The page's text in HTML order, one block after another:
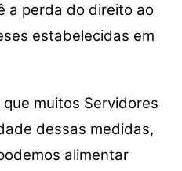
a perda do direito ao
estabelecidas em
muitos Servidores
dessas medidas,
alimentar